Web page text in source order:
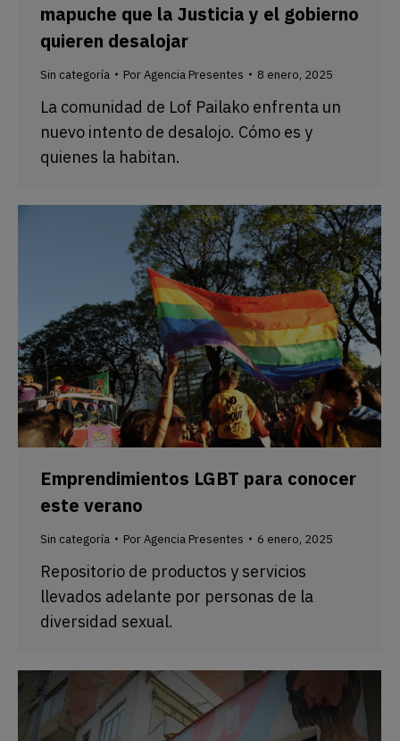
mapuche que la Justicia y el gobierno
quieren desalojar
Sin categoría PorAgencia Presentes 8 enero, 2025
La comunidad de Lof Pailako enfrenta un
nuevo intento de desalojo. Cómo es y
quienes la habitan.
Emprendimientos LGBT para conocer
este verano
Sin categoría PorAgencia Presentes 6 enero, 2025
Repositorio de productos y servicios
llevados adelante por personas de la
diversidad sexual.